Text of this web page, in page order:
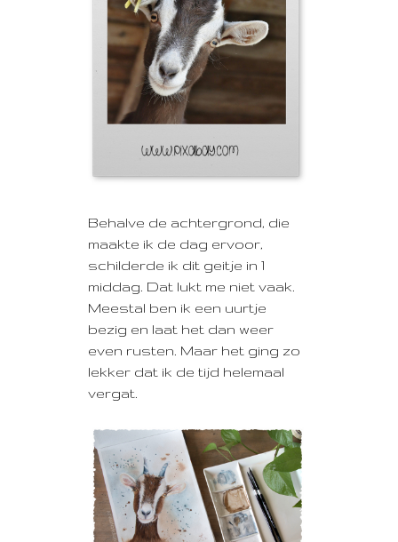
Behalve de achtergrond, die
maakte ik de dag ervoor,
schilderde ik dit geitje in 1
middag. Dat lukt me niet vaak.
Meestal ben ik een uurtje
bezig en laat het dan weer
even rusten. Maar het ging zo
lekker dat ik de tijd helemaal
vergat.